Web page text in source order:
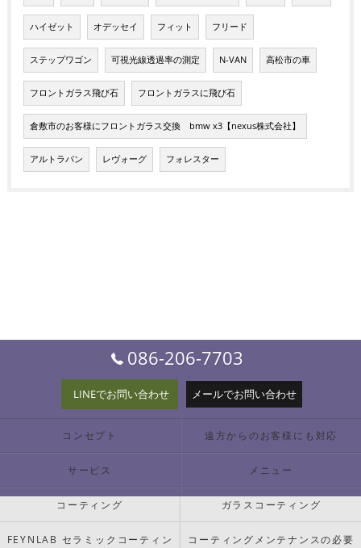
ハイゼット オデッセイ フィット フリード
ステップワゴン 可視光線透過率の測定 N-VAN 高松市の車
フロントガラス飛び石 フロントガラスに飛び石
倉敷市のお客様にフロントガラス交換 bmw x3【nexus株式会社】
アルトラパン レヴォーグ フォレスター
086-206-7703
LINEでお問い合わせ メールでお問い合わせ
コンセプト 遠方からのお客様にも対応
サービス メニュー
コーティング ガラスコーティング
FEYNLAB セラミックコーティン
コーティングメンテナンスの必要